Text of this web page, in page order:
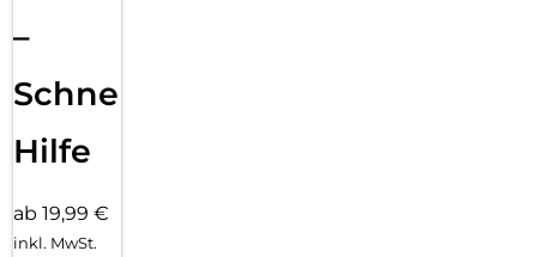
–
Schnelle
Hilfe
ab 19,99 €
inkl. MwSt.